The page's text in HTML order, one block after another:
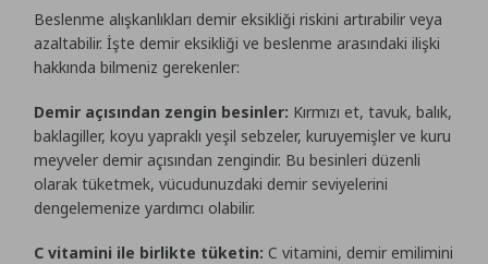
Beslenme alışkanlıkları demir eksikliği riskini artırabilir veya
azaltabilir. İşte demir eksikliği ve beslenme arasındaki ilişki
hakkında bilmeniz gerekenler:
Demir açısından zengin besinler: Kırmızı et, tavuk, balık,
baklagiller, koyu yapraklı yeşil sebzeler, kuruyemişler ve kuru
meyveler demir açısından zengindir. Bu besinleri düzenli
olarak tüketmek, vücudunuzdaki demir seviyelerini
dengelemenize yardımcı olabilir.
C vitamini ile birlikte tüketin: C vitamini, demir emilimini